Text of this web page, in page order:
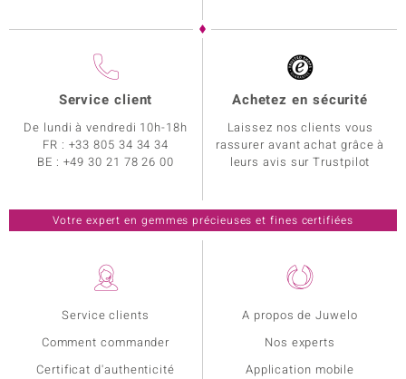
Service clients
Comment commander
Certificat d'authenticité
A propos de Juwelo
Nos experts
Application mobile
Service client
De lundi à vendredi 10h-18h
FR : +33 805 34 34 34
BE : +49 30 21 78 26 00
Achetez en sécurité
Laissez nos clients vous
rassurer avant achat grâce à
leurs avis sur Trustpilot
Votre expert en gemmes précieuses et fines certifiées